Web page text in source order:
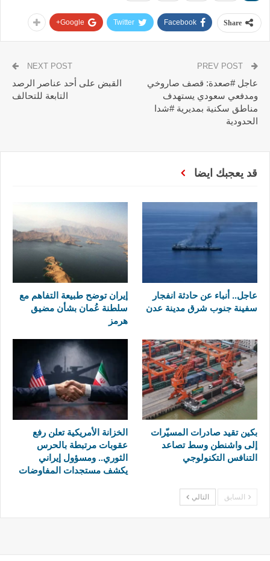
Share
Facebook
Twitter
Google+
عاجل #صعدة: قصف صاروخي
ومدفعي سعودي يستهدف
مناطق سكنية بمديرية #شدا
الحدودية
NEXT POST
القبض على أحد عناصر الرصد
التابعة للتحالف
قد يعجبك ايضا
عاجل.. أنباء عن حادثة انفجار
سفينة جنوب شرق مدينة عدن
إيران توضح طبيعة التفاهم مع
سلطنة عُمان بشأن مضيق
هرمز
بكين تقيد صادرات المسيّرات
إلى واشنطن وسط تصاعد
التنافس التكنولوجي
الخزانة الأمريكية تعلن رفع
عقوبات مرتبطة بالحرس
الثوري.. ومسؤول إيراني
يكشف مستجدات المفاوضات
السابق التالي